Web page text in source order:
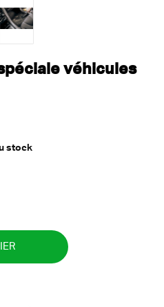
véhicules
stock